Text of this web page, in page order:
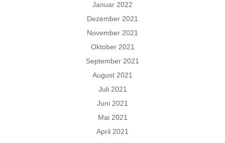
Januar 2022
Dezember 2021
November 2021
Oktober 2021
September 2021
August 2021
Juli 2021
Juni 2021
Mai 2021
April 2021